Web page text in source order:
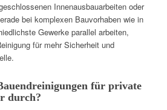
Innenausbauarbeiten oder
bei komplexen Bauvorhaben wie in
Gewerke parallel arbeiten,
für mehr Sicherheit und
für private
durch?